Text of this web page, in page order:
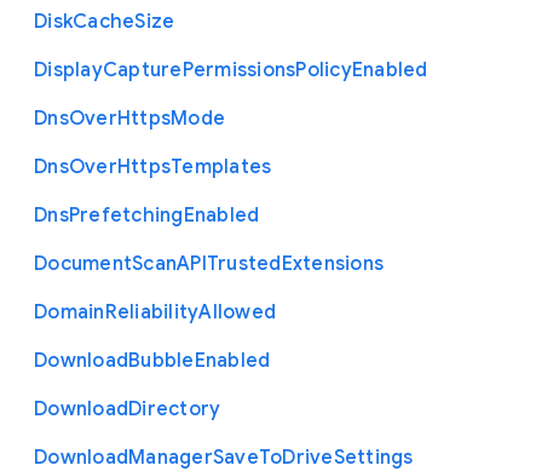
DiskCacheSize
DisplayCapturePermissionsPolicyEnabled
DnsOverHttpsMode
DnsOverHttpsTemplates
DnsPrefetchingEnabled
DocumentScanAPITrustedExtensions
DomainReliabilityAllowed
DownloadBubbleEnabled
DownloadDirectory
DownloadManagerSaveToDriveSettings